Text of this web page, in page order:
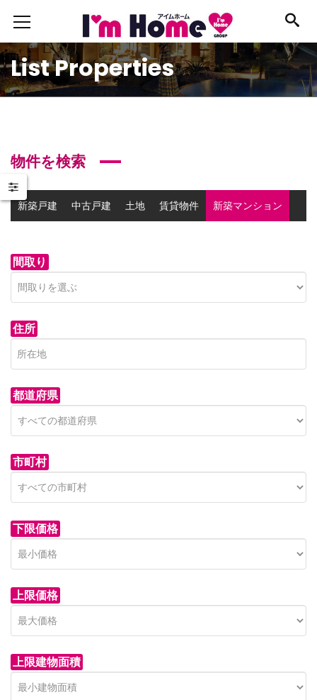
List Properties
物件を検索
新築戸建 中古戸建 土地 賃貸物件 新築マンション
間取り
住所
都道府県
市町村
下限価格
上限価格
上限建物面積